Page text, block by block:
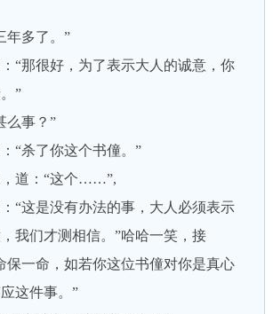
多了。”
那很好，为了表示大人的诚意，你
”
事？”
杀了你这个书僮。”
道：“这个……”,
这是没有办法的事，大人必须表示
我们才测相信。”哈哈一笑，接
保一命，如若你这位书僮对你是真心
这件事。”